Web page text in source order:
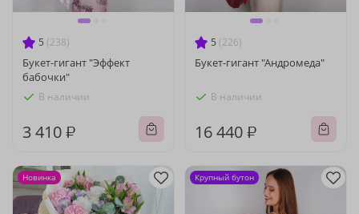
5 (238)
Букет-гигант "Эффект
бабочки"
В наличии
3 410 ₽
5 (226)
Букет-гигант "Андромеда"
В наличии
16 440 ₽
Новинка Крупный бутон